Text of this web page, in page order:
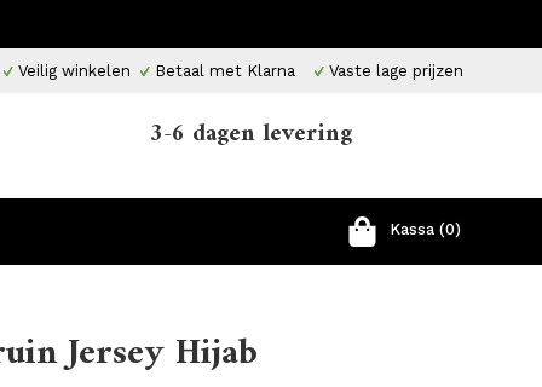
Veilig winkelen Betaal met Klarna Vaste lage prijzen
3-6 dagen levering
Kassa (0)
Jersey Hijab